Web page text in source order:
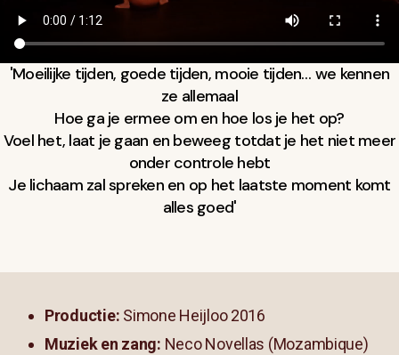
'Moeilijke tijden, goede tijden, mooie tijden… we kennen
ze allemaal
Hoe ga je ermee om en hoe los je het op?
Voel het, laat je gaan en beweeg totdat je het niet meer
onder controle hebt
Je lichaam zal spreken en op het laatste moment komt
alles goed'
Productie: Simone Heijloo 2016
Muziek en zang: Neco Novellas (Mozambique)